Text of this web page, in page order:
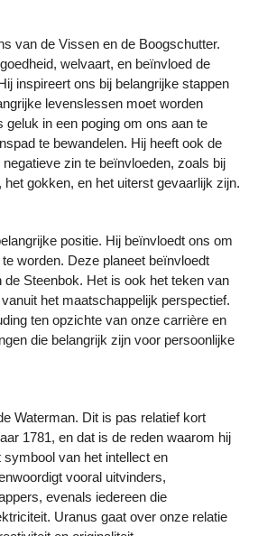
van de Vissen en de Boogschutter.
welvaart, en beïnvloed de
inspireert ons bij belangrijke stappen
levenslessen moet worden
geluk in een poging om ons aan te
te bewandelen. Hij heeft ook de
zin te beïnvloeden, zoals bij
gokken, en het uiterst gevaarlijk zijn.
positie. Hij beïnvloedt ons om
worden. Deze planeet beïnvloedt
de Steenbok. Het is ook het teken van
het maatschappelijk perspectief.
ten opzichte van onze carrière en
die belangrijk zijn voor persoonlijke
Waterman. Dit is pas relatief kort
1781, en dat is de reden waarom hij
symbool van het intellect en
vooral uitvinders,
evenals iedereen die
Uranus gaat over onze relatie